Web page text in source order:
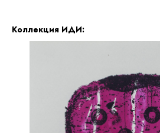
Коллекция ИДИ: